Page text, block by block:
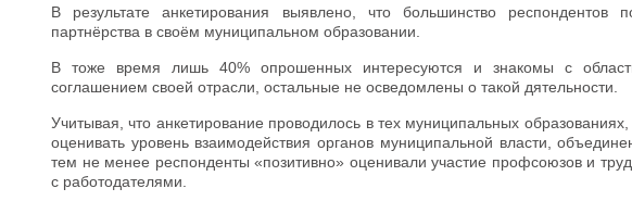
В результате анкетирования выявлено, что большинство респондентов
партнёрства в своём муниципальном образовании.
В тоже время лишь 40% опрошенных интересуются и знакомы с
соглашением своей отрасли, остальные не осведомлены о такой дятельности.
Учитывая, что анкетирование проводилось в тех муниципальных
оценивать уровень взаимодействия органов муниципальной власти,
тем не менее респонденты «позитивно» оценивали участие профсоюзов и
с работодателями.